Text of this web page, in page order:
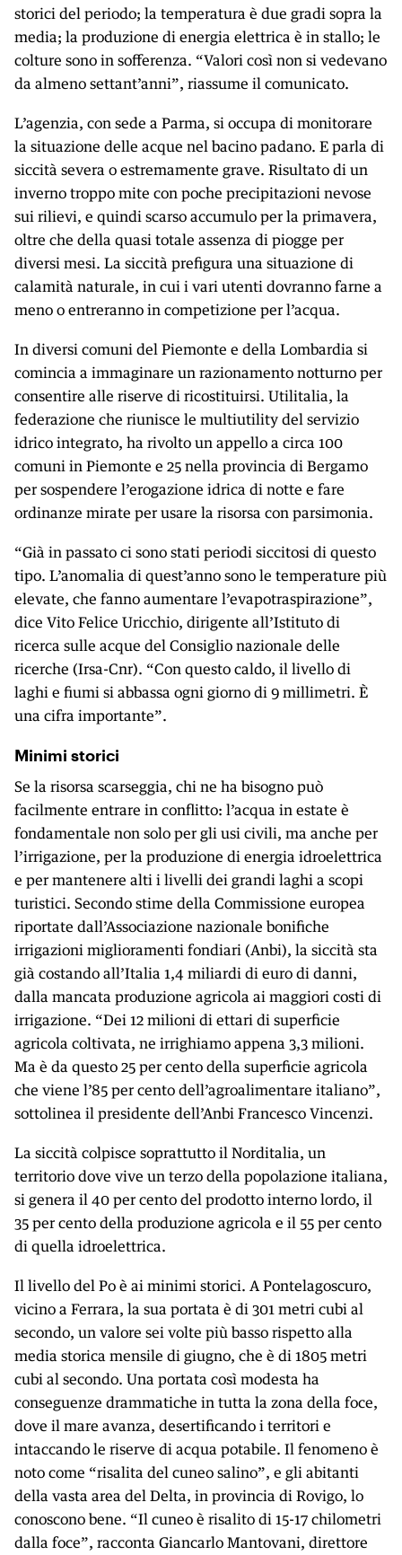
storici del periodo; la temperatura è due gradi sopra la
media; la produzione di energia elettrica è in stallo; le
colture sono in sofferenza. “Valori così non si vedevano
da almeno settant’anni”, riassume il comunicato.
L’agenzia, con sede a Parma, si occupa di monitorare
la situazione delle acque nel bacino padano. E parla di
siccità severa o estremamente grave. Risultato di un
inverno troppo mite con poche precipitazioni nevose
sui rilievi, e quindi scarso accumulo per la primavera,
oltre che della quasi totale assenza di piogge per
diversi mesi. La siccità prefigura una situazione di
calamità naturale, in cui i vari utenti dovranno farne a
meno o entreranno in competizione per l’acqua.
In diversi comuni del Piemonte e della Lombardia si
comincia a immaginare un razionamento notturno per
consentire alle riserve di ricostituirsi. Utilitalia, la
federazione che riunisce le multiutility del servizio
idrico integrato, ha rivolto un appello a circa 100
comuni in Piemonte e 25 nella provincia di Bergamo
per sospendere l’erogazione idrica di notte e fare
ordinanze mirate per usare la risorsa con parsimonia.
“Già in passato ci sono stati periodi siccitosi di questo
tipo. L’anomalia di quest’anno sono le temperature più
elevate, che fanno aumentare l’evapotraspirazione”,
dice Vito Felice Uricchio, dirigente all’Istituto di
ricerca sulle acque del Consiglio nazionale delle
ricerche (Irsa-Cnr). “Con questo caldo, il livello di
laghi e fiumi si abbassa ogni giorno di 9 millimetri. È
una cifra importante”.
Minimi storici
Se la risorsa scarseggia, chi ne ha bisogno può
facilmente entrare in conflitto: l’acqua in estate è
fondamentale non solo per gli usi civili, ma anche per
l’irrigazione, per la produzione di energia idroelettrica
e per mantenere alti i livelli dei grandi laghi a scopi
turistici. Secondo stime della Commissione europea
riportate dall’Associazione nazionale bonifiche
irrigazioni miglioramenti fondiari (Anbi), la siccità sta
già costando all’Italia 1,4 miliardi di euro di danni,
dalla mancata produzione agricola ai maggiori costi di
irrigazione. “Dei 12 milioni di ettari di superficie
agricola coltivata, ne irrighiamo appena 3,3 milioni.
Ma è da questo 25 per cento della superficie agricola
che viene l’85 per cento dell’agroalimentare italiano”,
sottolinea il presidente dell’Anbi Francesco Vincenzi.
La siccità colpisce soprattutto il Norditalia, un
territorio dove vive un terzo della popolazione italiana,
si genera il 40 per cento del prodotto interno lordo, il
35 per cento della produzione agricola e il 55 per cento
di quella idroelettrica.
Il livello del Po è ai minimi storici. A Pontelagoscuro,
vicino a Ferrara, la sua portata è di 301 metri cubi al
secondo, un valore sei volte più basso rispetto alla
media storica mensile di giugno, che è di 1805 metri
cubi al secondo. Una portata così modesta ha
conseguenze drammatiche in tutta la zona della foce,
dove il mare avanza, desertificando i territori e
intaccando le riserve di acqua potabile. Il fenomeno è
noto come “risalita del cuneo salino”, e gli abitanti
della vasta area del Delta, in provincia di Rovigo, lo
conoscono bene. “Il cuneo è risalito di 15-17 chilometri
dalla foce”, racconta Giancarlo Mantovani, direttore